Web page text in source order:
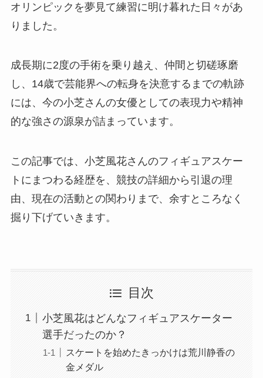
オリンピックを夢見て練習に明け暮れた日々があ
りました。
成長期に2度の手術を乗り越え、仲間と切磋琢磨
し、14歳で芸能界への転身を決意するまでの軌跡
には、今の小芝さんの女優としての表現力や精神
的な強さの源泉が詰まっています。
この記事では、小芝風花さんのフィギュアスケー
トにまつわる経歴を、競技の詳細から引退の理
由、現在の活動との関わりまで、余すところなく
掘り下げていきます。
目次
小芝風花はどんなフィギュアスケーター
選手だったのか？
スケートを始めたきっかけは荒川静香の
金メダル